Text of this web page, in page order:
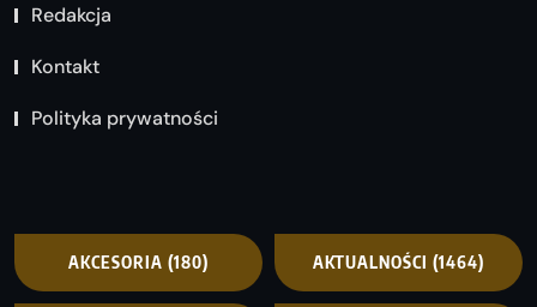
Redakcja
Kontakt
Polityka prywatności
AKCESORIA (180) AKTUALNOŚCI (1464)